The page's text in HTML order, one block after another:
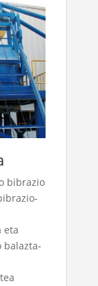
bibrazio
​​eta
balazta-